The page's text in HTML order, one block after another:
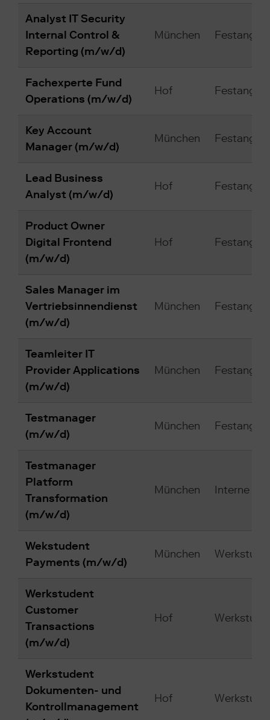
Analyst IT Security
Internal Control &
Reporting (m/w/d)
München
Fachexperte Fund
Operations (m/w/d)
Hof
Key Account
Manager (m/w/d)
München
Lead Business
Analyst (m/w/d)
Hof
Product Owner
Digital Frontend
(m/w/d)
Hof
Sales Manager im
Vertriebsinnendienst
(m/w/d)
München
Teamleiter IT
Provider Applications
(m/w/d)
München
Testmanager
(m/w/d)
München
Testmanager
Platform
Transformation
(m/w/d)
München Interne
Wekstudent
Payments (m/w/d)
München
Werkstudent
Customer
Transactions
(m/w/d)
Hof
Werkstudent
Dokumenten- und
Kontrollmanagement
Hof